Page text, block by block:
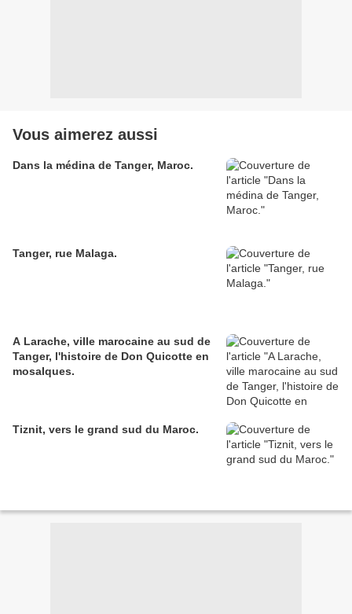
Vous aimerez aussi
Dans la médina de Tanger, Maroc.
Tanger, rue Malaga.
A Larache, ville marocaine au sud de
Tanger, l'histoire de Don Quicotte en
mosaIques.
Tiznit, vers le grand sud du Maroc.